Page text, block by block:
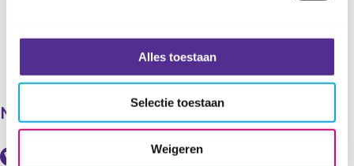
Alles toestaan
Selectie toestaan
Weigeren
Neem contact op met ons
Bel onze professionals (8:00 - 17:00u)